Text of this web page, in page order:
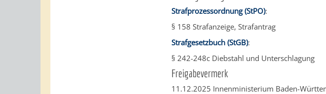
Strafprozessordnung (StPO):
§ 158 Strafanzeige, Strafantrag
Strafgesetzbuch (StGB):
§ 242-248c Diebstahl und Unterschlagung
Freigabevermerk
11.12.2025 Innenministerium Baden-